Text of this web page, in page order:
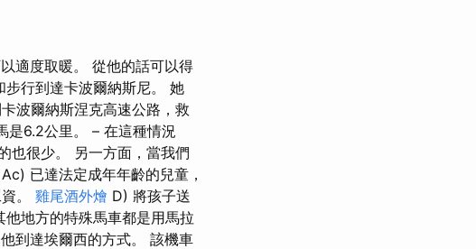
適度取暖。 從他的話可以得
行到達卡波爾納斯尼。 她
波爾納斯涅克高速公路，救
是6.2公里。 – 在這種情況
也很少。 另一方面，當我們
已達法定成年年齡的兒童，
。 雞尾酒外燴 D) 將孩子送
地方的特殊馬車都是用馬拉
到達埃爾西的方式。 該機車